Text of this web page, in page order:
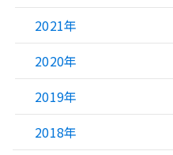
2021年
2020年
2019年
2018年